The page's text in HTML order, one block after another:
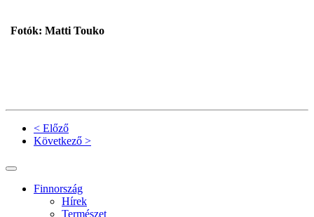
Fotók: Matti Touko
< Előző
Következő >
Finnország
Hírek
Természet